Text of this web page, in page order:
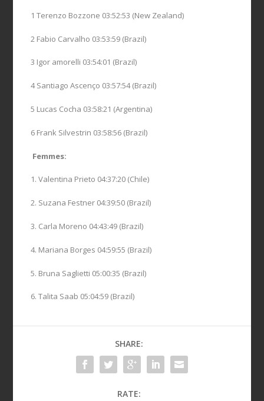
1 Terenzo Bozzone 03:52:53 (New Zealand)
2 Fabio Carvalho 03:53:59 (Brazil)
3 Igor amorelli 03:54:01 (Brazil)
4 Santiago Ascenço 03:57:54 (Brazil)
5 Lucas Cocha 03:58:21 (Argentina)
6 Frank Silvestrin 03:58:56 (Brazil)
Femmes:
1. Valentina Prieto 04:37:20 (Chile)
2. Suzana Festner 04:39:50 (Brazil)
3. Carla Moreno 04:43:49 (Brazil)
4. Mariana Borges 04:59:55 (Brazil)
5. Bruna Saglietti 05:00:35 (Brazil)
6. Talita Saab 05:04:59 (Brazil)
SHARE:
RATE: